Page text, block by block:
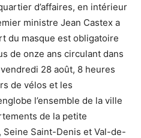
d’affaires, en intérieur
ministre Jean Castex a
du masque est obligatoire
de onze ans circulant dans
28 août, 8 heures
de vélos et les
l’ensemble de la ville
de la petite
Saint-Denis et Val-de-